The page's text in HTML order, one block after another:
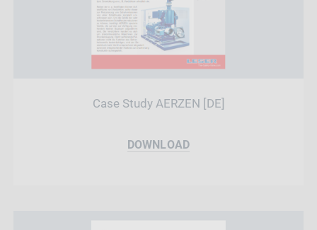
Case Study AERZEN [DE]
DOWNLOAD